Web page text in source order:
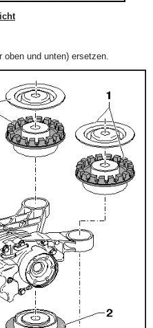
oben und unten) ersetzen.